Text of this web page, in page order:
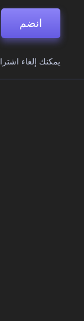
انضم
يمكنك إلغاء